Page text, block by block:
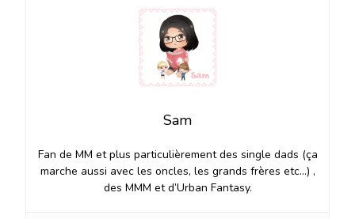
Sam
Fan de MM et plus particulièrement des single dads (ça
marche aussi avec les oncles, les grands frères etc…) ,
des MMM et d’Urban Fantasy.